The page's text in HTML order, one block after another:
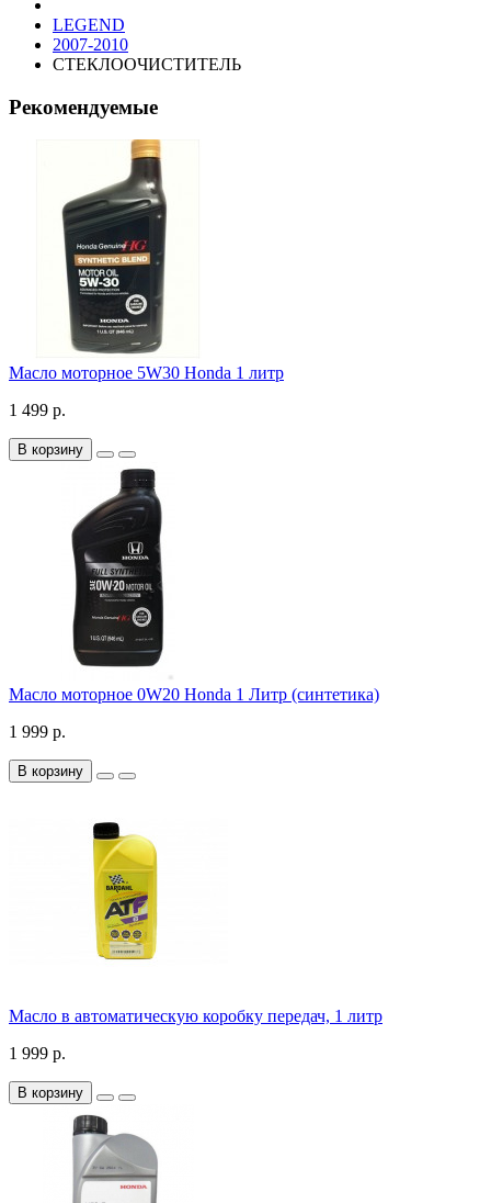
LEGEND
2007-2010
СТЕКЛООЧИСТИТЕЛЬ
Рекомендуемые
Масло моторное 5W30 Honda 1 литр
1 499 р.
В корзину
Масло моторное 0W20 Honda 1 Литр (синтетика)
1 999 р.
В корзину
Масло в автоматическую коробку передач, 1 литр
1 999 р.
В корзину